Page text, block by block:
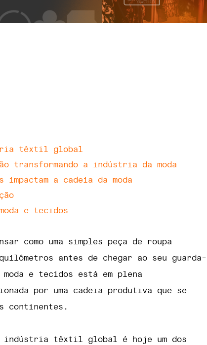
têxtil global
transformando a indústria da moda
impactam a cadeia da moda
e tecidos
como uma simples peça de roupa
antes de chegar ao seu guarda-
e tecidos está em plena
por uma cadeia produtiva que se
continentes.
indústria têxtil global é hoje um dos